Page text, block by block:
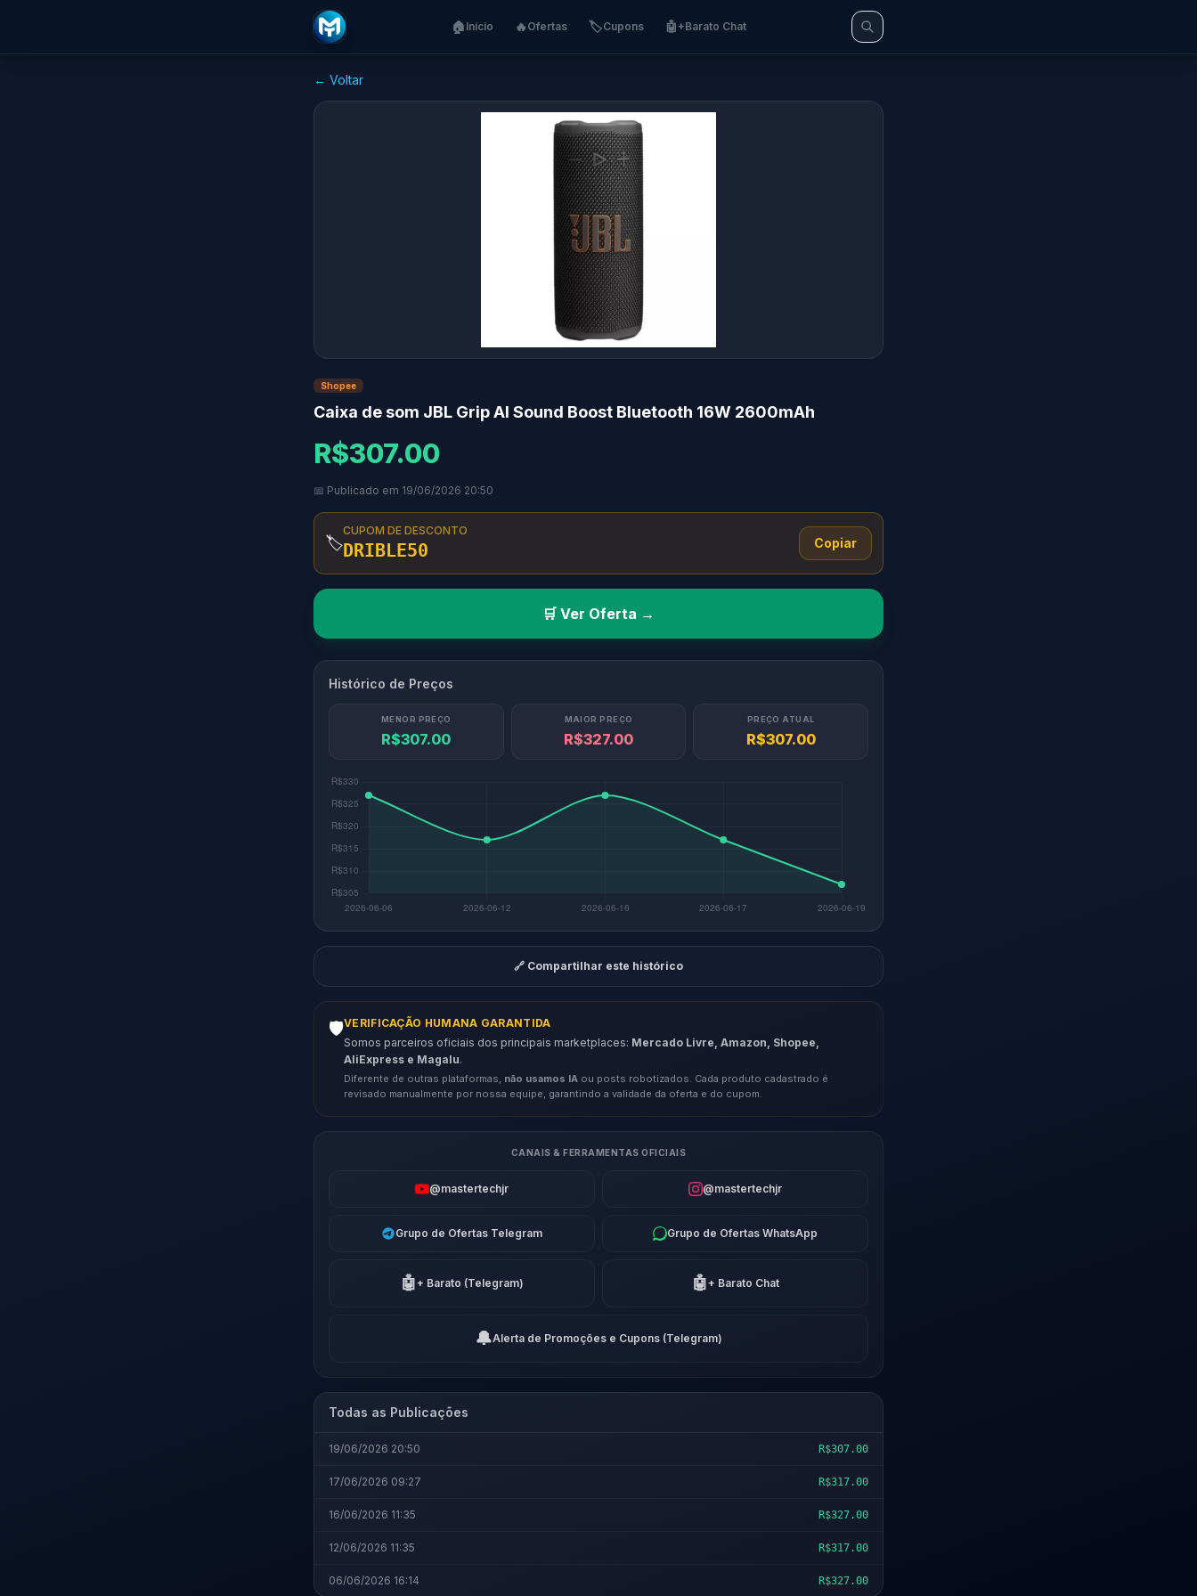
🏠 Início 🔥 Ofertas 🏷️Cupons 🤖+Barato Chat
← Voltar
Shopee
Caixa de som JBL Grip AI Sound Boost Bluetooth 16W 2600mAh
R$307.00
📅 Publicado em 19/06/2026 20:50
🏷️
CUPOM DE DESCONTO
DRIBLE50 Copiar
🛒 Ver Oferta →
Histórico de Preços
MENOR PREÇO
R$307.00
MAIOR PREÇO
R$327.00
PREÇO ATUAL
R$307.00
🔗 Compartilhar este histórico
🛡️VERIFICAÇÃO HUMANA GARANTIDA
Somos parceiros oficiais dos principais marketplaces: Mercado Livre, Amazon, Shopee,
AliExpress e Magalu.
Diferente de outras plataformas, não usamos IA ou posts robotizados. Cada produto cadastrado é
revisado manualmente por nossa equipe, garantindo a validade da oferta e do cupom.
CANAIS & FERRAMENTAS OFICIAIS
@mastertechjr @mastertechjr
Grupo de Ofertas Telegram Grupo de Ofertas WhatsApp
🤖+ Barato (Telegram) 🤖+ Barato Chat
🔔Alerta de Promoções e Cupons (Telegram)
Todas as Publicações
19/06/2026 20:50 R$307.00
17/06/2026 09:27 R$317.00
16/06/2026 11:35 R$327.00
12/06/2026 11:35 R$317.00
06/06/2026 16:14 R$327.00